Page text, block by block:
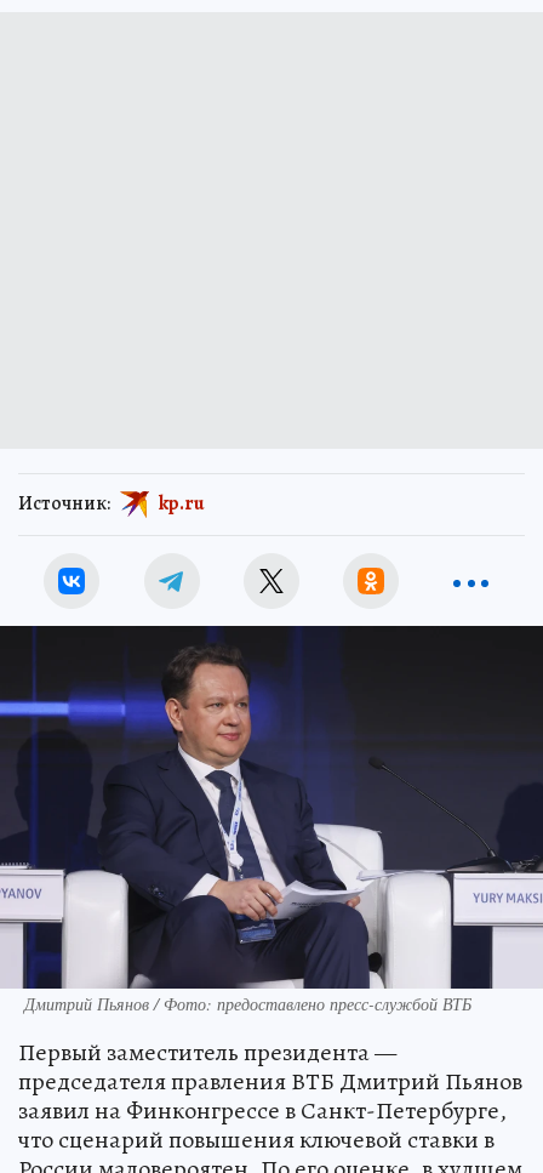
Источник: kp.ru
Дмитрий Пьянов / Фото: предоставлено пресс-службой ВТБ
Первый заместитель президента —
председателя правления ВТБ Дмитрий Пьянов
заявил на Финконгрессе в Санкт-Петербурге,
что сценарий повышения ключевой ставки в